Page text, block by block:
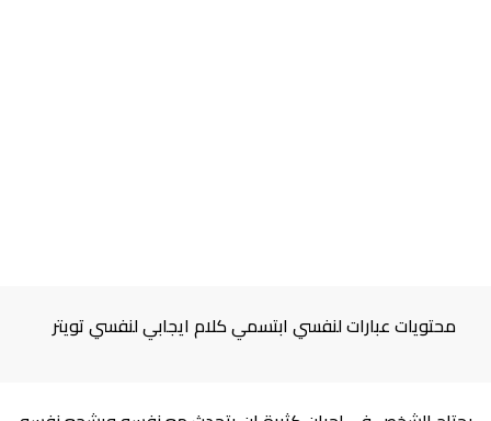
محتويات عبارات لنفسي ابتسمي كلام ايجابي لنفسي تويتر